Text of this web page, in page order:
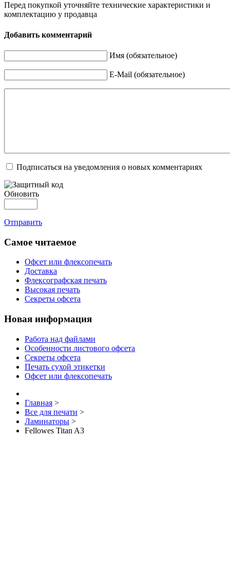
Перед покупкой уточняйте технические характеристики и
комплектацию у продавца
Добавить комментарий
Имя (обязательное)
E-Mail (обязательное)
Подписаться на уведомления о новых комментариях
Обновить
Отправить
Самое читаемое
Офсет или флексопечать
Доставка
Флексографская печать
Высокая печать
Секреты офсета
Новая информация
Работа над файлами
Особенности листового офсета
Секреты офсета
Печать сухой этикетки
Офсет или флексопечать
Главная >
Все для печати >
Ламинаторы >
Fellowes Titan A3